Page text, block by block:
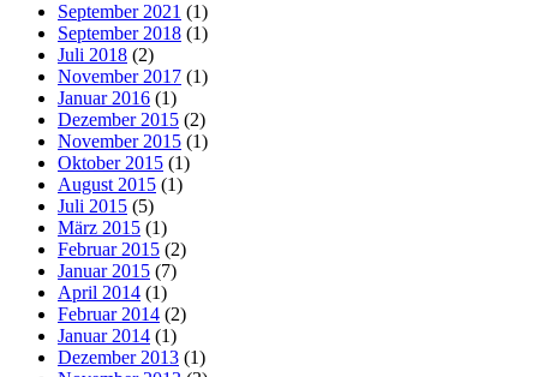
September 2021 (1)
September 2018 (1)
Juli 2018 (2)
November 2017 (1)
Januar 2016 (1)
Dezember 2015 (2)
November 2015 (1)
Oktober 2015 (1)
August 2015 (1)
Juli 2015 (5)
März 2015 (1)
Februar 2015 (2)
Januar 2015 (7)
April 2014 (1)
Februar 2014 (2)
Januar 2014 (1)
Dezember 2013 (1)